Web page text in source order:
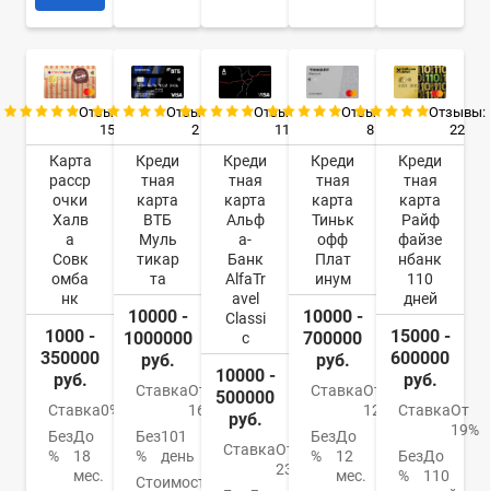
Отзывы:
15
Карта
расср
очки
Халв
а
Совк
омба
нк
1000 -
350000
руб.
Ставка0%
Без
%
До
18
мес.
Отзывы:
2
Креди
тная
карта
ВТБ
Муль
тикар
та
10000 -
1000000
руб.
СтавкаОт
16%
Без
%
101
день
Стоимость
Отзывы:
11
Креди
тная
карта
Альф
а-
Банк
AlfaTr
avel
Classi
c
10000 -
500000
руб.
СтавкаОт
23%
Отзывы:
8
Креди
тная
карта
Тиньк
офф
Плат
инум
10000 -
700000
руб.
СтавкаОт
12%
Без
%
До
12
мес.
Отзывы:
22
Креди
тная
карта
Райф
файзе
нбанк
110
дней
15000 -
600000
руб.
СтавкаОт
19%
Без
%
До
110